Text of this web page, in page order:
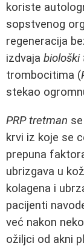
koriste
sopstvenog
regeneracija
izdvaja biološki
trombocitima (
stekao
PRP tretman
krvi iz koje se
prepuna
ubrizgava u
kolagena i
pacijenti
već nakon
ožiljci od akni